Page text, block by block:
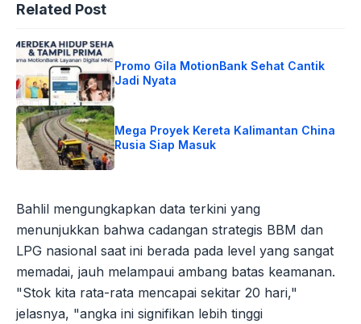
Related Post
Promo Gila MotionBank Sehat Cantik
Jadi Nyata
Mega Proyek Kereta Kalimantan China
Rusia Siap Masuk
Bahlil mengungkapkan data terkini yang
menunjukkan bahwa cadangan strategis BBM dan
LPG nasional saat ini berada pada level yang sangat
memadai, jauh melampaui ambang batas keamanan.
"Stok kita rata-rata mencapai sekitar 20 hari,"
jelasnya, "angka ini signifikan lebih tinggi